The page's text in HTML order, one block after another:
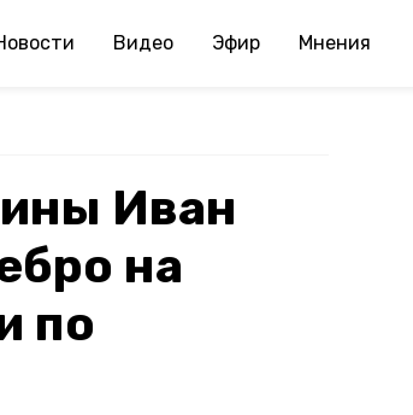
Видео Эфир Мнения
Иван
на
по